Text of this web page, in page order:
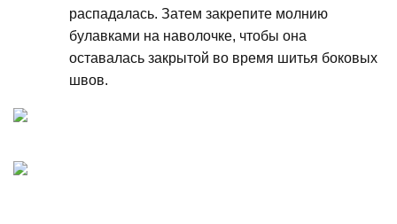
распадалась. Затем закрепите молнию
булавками на наволочке, чтобы она
оставалась закрытой во время шитья боковых
швов.